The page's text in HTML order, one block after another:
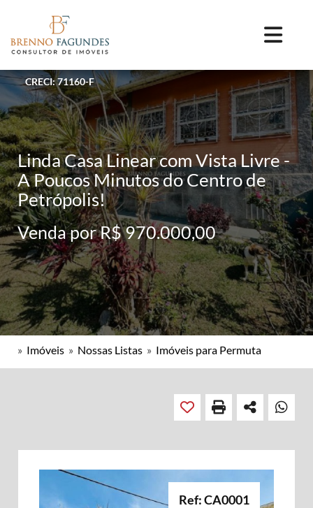
CRECI: 71160-F
Linda Casa Linear com Vista Livre -
A Poucos Minutos do Centro de
Petrópolis!
Venda por R$ 970.000,00
» Imóveis » Nossas Listas » Imóveis para Permuta
Ref: CA0001